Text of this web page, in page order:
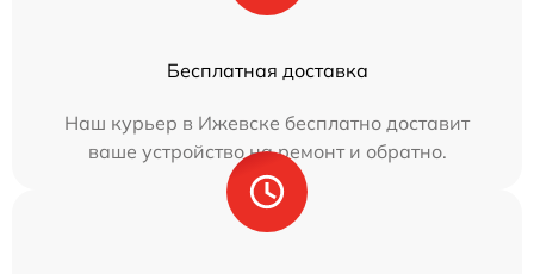
Бесплатная доставка
Наш курьер в Ижевске бесплатно доставит
ваше устройство на ремонт и обратно.